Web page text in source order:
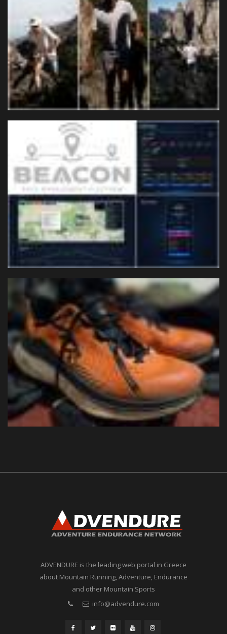
ADVENDURE is the leading web portal in Greece
about Mountain Running, Adventure, Endurance
and other Mountain Sports
info@advendure.com